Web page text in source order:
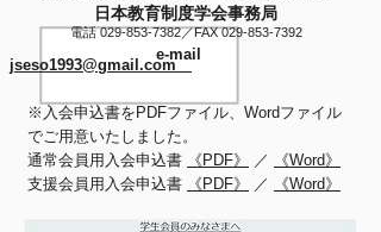
日本教育制度学会事務局
電話029-853-7382／FAX029-853-7392
e-mail
jseso1993@gmail.com
※入会申込書をPDFファイル、Wordファイル
でご用意いたしました。
通常会員用入会申込書
《PDF》 ／
《Word》
支援会員用入会申込書
《PDF》 ／ 《Word》